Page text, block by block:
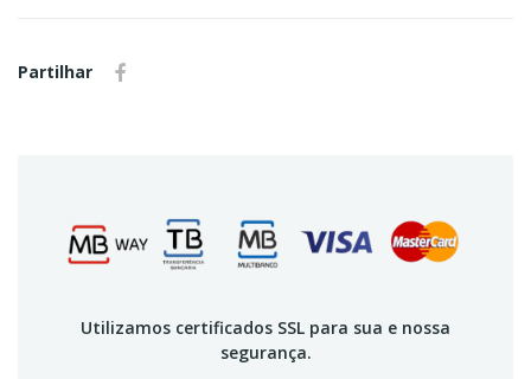
Partilhar
Utilizamos certificados SSL para sua e nossa
segurança.